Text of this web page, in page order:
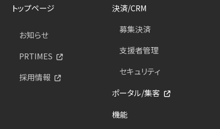
トップページ
お知らせ
PRTIMES
採用情報
決済/CRM
募集決済
支援者管理
セキュリティ
ポータル/集客
機能